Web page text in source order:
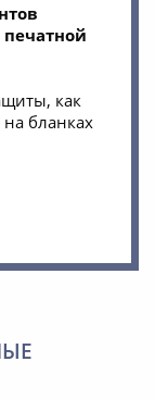
как
бланках